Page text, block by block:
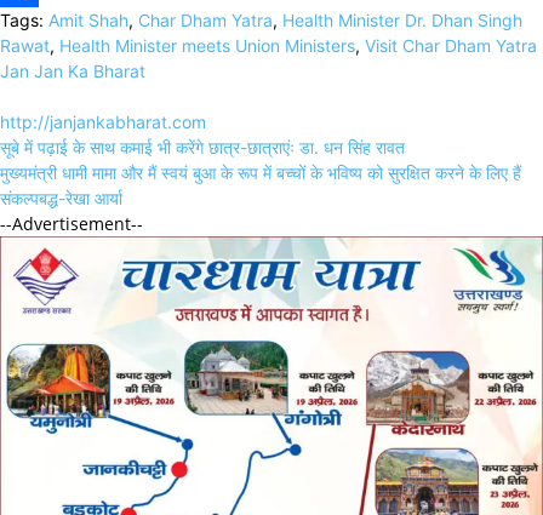
Link
Share
Tags: Amit Shah, Char Dham Yatra, Health Minister Dr. Dhan Singh
Rawat, Health Minister meets Union Ministers, Visit Char Dham Yatra
Jan Jan Ka Bharat
http://janjankabharat.com
Post
navigation
सूबे में पढ़ाई के साथ कमाई भी करेंगे छात्र-छात्राएंः डा. धन सिंह रावत
मुख्यमंत्री धामी मामा और मैं स्वयं बुआ के रूप में बच्चों के भविष्य को सुरक्षित करने के लिए हैं
संकल्पबद्ध-रेखा आर्या
--Advertisement--